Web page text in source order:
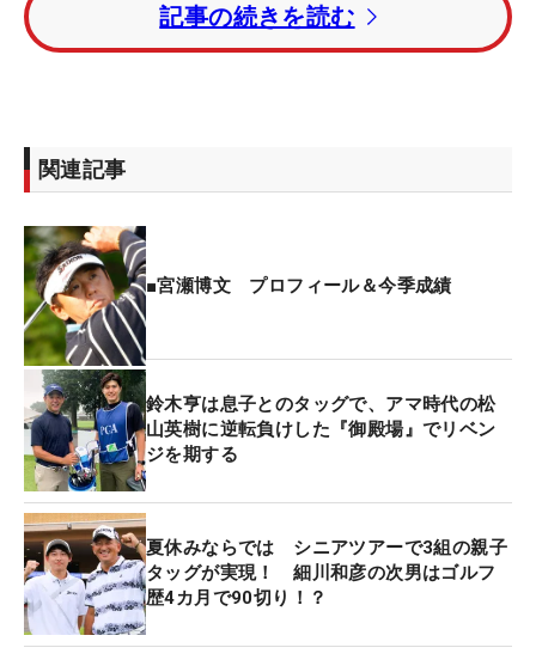
「身内をキャディにするのは初めてですね」。22歳
の長男、竜太郎さんを相棒に起用する宮瀬は18歳で
ィを務めるのは初めてのことだ。
ばらく異国での生活となる。「最初で最後かもしれ
ないから」と宮瀬が声をかけて実現。年に1回ラウ
ンドする程度で「ゴルフのことはよくわかっていな
い」というが、コース内では会話を楽しみ、ゴルフ
場を出れば二人で風呂につかるなど、親子の時間を
満喫していている。
「いい姿を見せたいという年齢でもないけど、いい
ところを見せたいですよね」と話す宮瀬は、初日
「68」をマークして首位タイ発進。シニア1年目の
昨年は2位1回、3位3回と惜しいところまでいくが優
勝には手が届いていない。2年目の目標は優勝しか
ない。「気持ちを入れると空回りするので、ゆっく
記事の続きを読む
関連記事
■宮瀬博文 プロフィール＆今季成績
鈴木亨は息子とのタッグで、アマ時代の松
山英樹に逆転負けした『御殿場』でリベン
ジを期する
夏休みならでは シニアツアーで3組の親子
タッグが実現！ 細川和彦の次男はゴルフ
歴4カ月で90切り！？